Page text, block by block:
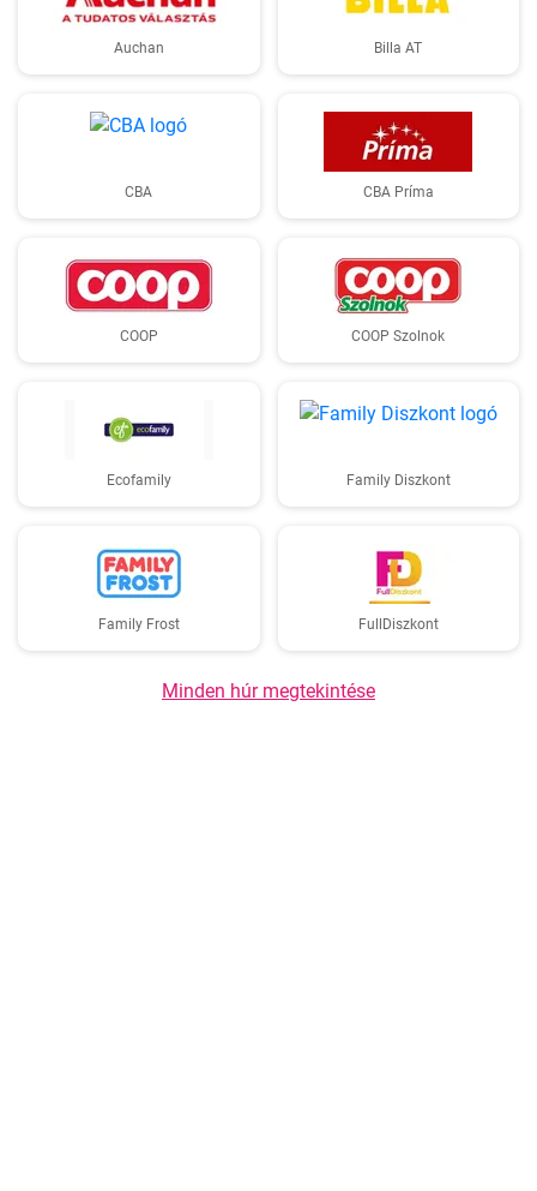
Auchan Billa AT
CBA CBA Príma
COOP COOP Szolnok
Ecofamily Family Diszkont
Family Frost FullDiszkont
Minden húr megtekintése